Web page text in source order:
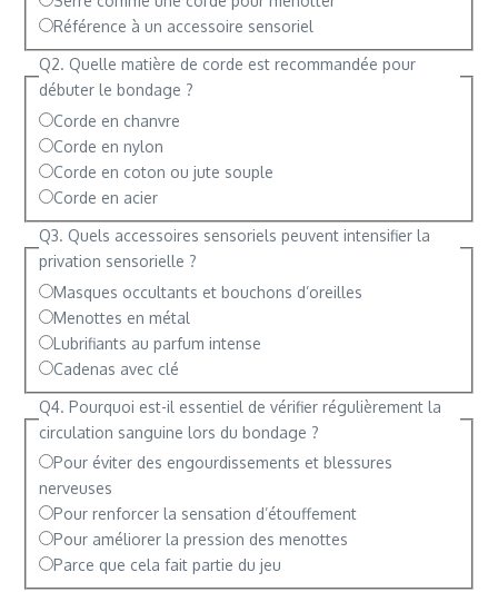
Référence à un accessoire sensoriel
Q2. Quelle matière de corde est recommandée pour
débuter le bondage ?
Corde en chanvre
Corde en nylon
Corde en coton ou jute souple
Corde en acier
Q3. Quels accessoires sensoriels peuvent intensifier la
privation sensorielle ?
Masques occultants et bouchons d’oreilles
Menottes en métal
Lubrifiants au parfum intense
Cadenas avec clé
Q4. Pourquoi est-il essentiel de vérifier régulièrement la
circulation sanguine lors du bondage ?
Pour éviter des engourdissements et blessures
nerveuses
Pour renforcer la sensation d’étouffement
Pour améliorer la pression des menottes
Parce que cela fait partie du jeu